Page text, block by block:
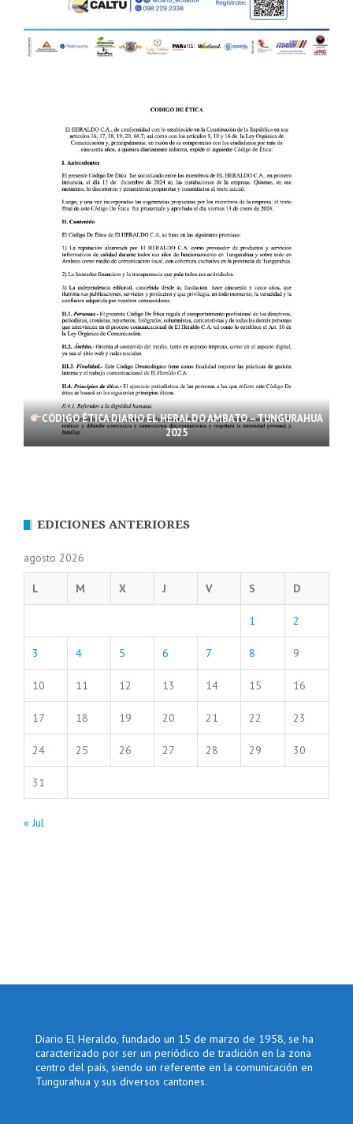
CÓDIGO ÉTICA DIARIO EL HERALDO AMBATO – TUNGURAHUA
2025
EDICIONES ANTERIORES
agosto 2026
L M X J V S D
1 2
3 4 5 6 7 8 9
10 11 12 13 14 15 16
17 18 19 20 21 22 23
24 25 26 27 28 29 30
31
« Jul
Diario El Heraldo, fundado un 15 de marzo de 1958, se ha
caracterizado por ser un periódico de tradición en la zona
centro del país, siendo un referente en la comunicación en
Tungurahua y sus diversos cantones.